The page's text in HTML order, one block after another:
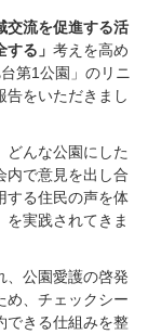
交流を促進する活
る」 考えを高め
第1公園」のリニ
告をいただきまし
どんな公園にした
内で意見を出し合
する住民の声を体
実践されてきま
、公園愛護の啓発
め、チェックシー
できる仕組みを整